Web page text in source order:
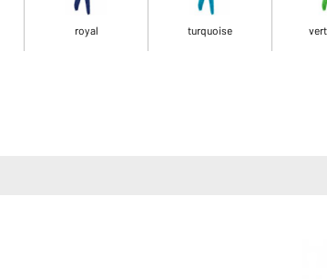
royal turquoise